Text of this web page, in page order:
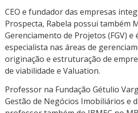
CEO e fundador das empresas
Prospecta, Rabela possui também
Gerenciamento de Projetos (FGV) e
especialista nas áreas de
originação e estruturação de
de viabilidade e Valuation.
Professor na Fundação Gétulio
Gestão de Negócios Imobiliários e